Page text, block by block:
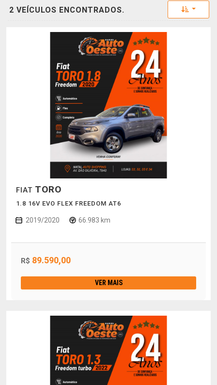
2 VEÍCULOS ENCONTRADOS. Toggle
FIAT TORO
1.8 16V EVO FLEX FREEDOM AT6
2019/2020 66.983 km
R$ 89.590,00
VER MAIS